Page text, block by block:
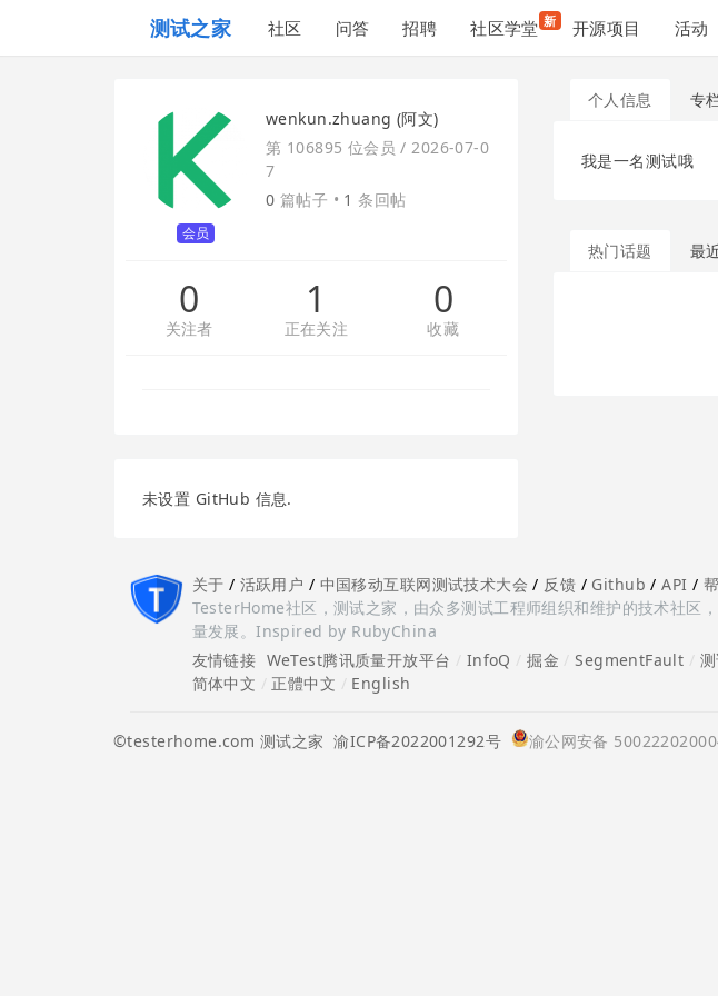
测试之家 社区 问答 招聘 社区学堂 新 开源项目 活动
会员
wenkun.zhuang (阿文)
第 106895 位会员 /2026-07-0
7
0 篇帖子 • 1 条回帖
0
关注者
1
正在关注
0
收藏
未设置 GitHub 信息.
个人信息 专
我是一名测试哦
热门话题 最
关于 / 活跃用户 / 中国移动互联网测试技术大会 / 反馈 / Github /API /
TesterHome社区，测试之家，由众多测试工程师组织和维护的技术社区
量发展。Inspired by RubyChina
友情链接 WeTest腾讯质量开放平台 InfoQ /掘金 /SegmentFault
简体中文
正體中文 English
©testerhome.com 测试之家 渝ICP备2022001292号 渝公网安备